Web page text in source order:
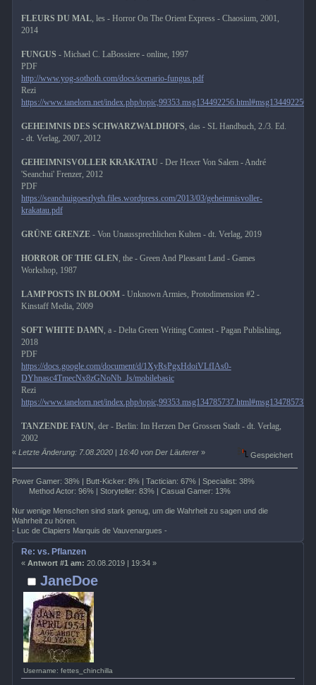
FLEURS DU MAL, les - Horror On The Orient Express - Chaosium, 2001,
2014
FUNGUS - Michael C. LaBossiere - online, 1997
PDF
http://www.yog-sothoth.com/docs/scenario-fungus.pdf
Rezi
https://www.tanelorn.net/index.php/topic,99353.msg134492256.html#msg134492256
GEHEIMNIS DES SCHWARZWALDHOFS , das - SL Handbuch, 2./3. Ed.
- dt. Verlag, 2007, 2012
GEHEIMNISVOLLER KRAKATAU - Der Hexer Von Salem - André
'Seanchui' Frenzer, 2012
PDF
https://seanchuigoesrlyeh.files.wordpress.com/2013/03/geheimnisvoller-
krakatau.pdf
GRÜNE GRENZE- Von Unaussprechlichen Kulten - dt. Verlag, 2019
HORROR OF THE GLEN, the - Green And Pleasant Land - Games
Workshop, 1987
LAMP POSTS IN BLOOM- Unknown Armies, Protodimension #2 -
Kinstaff Media, 2009
SOFT WHITE DAMN, a - Delta Green Writing Contest - Pagan Publishing,
2018
PDF
https://docs.google.com/document/d/1XyRsPgxHdoiVLfIAs0-
DYhnasc4TmecNx8zGNoNb_Js/mobilebasic
Rezi
https://www.tanelorn.net/index.php/topic,99353.msg134785737.html#msg134785737
TANZENDE FAUN, der - Berlin: Im Herzen Der Grossen Stadt - dt. Verlag,
2002
«Letzte Änderung: 7.08.2020 | 16:40 von Der Läuterer » Gespeichert
Power Gamer: 38% | Butt-Kicker: 8% | Tactician: 67% | Specialist: 38%
Method Actor: 96% | Storyteller: 83% | Casual Gamer: 13%
Nur wenige Menschen sind stark genug, um die Wahrheit zu sagen und die
Wahrheit zu hören.
- Luc de Clapiers Marquis de Vauvenargues -
JaneDoe
Username: fettes_chinchilla
Re: vs. Pflanzen
« Antwort #1 am: 20.08.2019 | 19:34 »